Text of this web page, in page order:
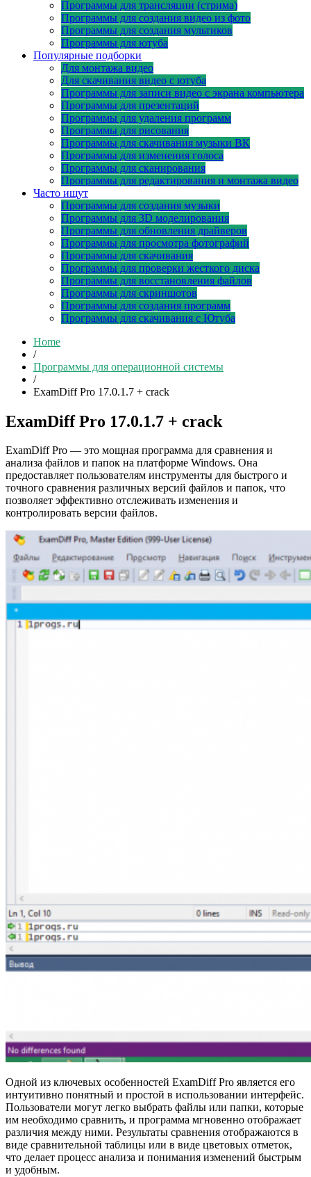
Программы для трансляции (стрима)
Программы для создания видео из фото
Программы для создания мультиков
Программы для ютуба
Популярные подборки
Для монтажа видео
Для скачивания видео с ютуба
Программы для записи видео с экрана компьютера
Программы для презентаций
Программы для удаления программ
Программы для рисования
Программы для скачивания музыки ВК
Программы для изменения голоса
Программы для сканирования
Программы для редактирования и монтажа видео
Часто ищут
Программы для создания музыки
Программы для 3D моделирования
Программы для обновления драйверов
Программы для просмотра фотографий
Программы для скачивания
Программы для проверки жесткого диска
Программы для восстановления файлов
Программы для скриншотов
Программы для создания программ
Программы для скачивания с Ютуба
Home
/
Программы для операционной системы
/
ExamDiff Pro 17.0.1.7 + crack
ExamDiff Pro 17.0.1.7 + crack
ExamDiff Pro — это мощная программа для сравнения и
анализа файлов и папок на платформе Windows. Она
предоставляет пользователям инструменты для быстрого и
точного сравнения различных версий файлов и папок, что
позволяет эффективно отслеживать изменения и
контролировать версии файлов.
Одной из ключевых особенностей ExamDiff Pro является его
интуитивно понятный и простой в использовании интерфейс.
Пользователи могут легко выбрать файлы или папки, которые
им необходимо сравнить, и программа мгновенно отображает
различия между ними. Результаты сравнения отображаются в
виде сравнительной таблицы или в виде цветовых отметок,
что делает процесс анализа и понимания изменений быстрым
и удобным.